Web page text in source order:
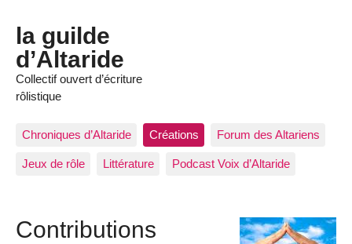
la guilde
d’Altaride
Collectif ouvert d’écriture
rôlistique
Chroniques d’Altaride Créations Forum des Altariens
Jeux de rôle Littérature Podcast Voix d’Altaride
Contributions